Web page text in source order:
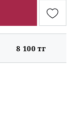
8 100 тг